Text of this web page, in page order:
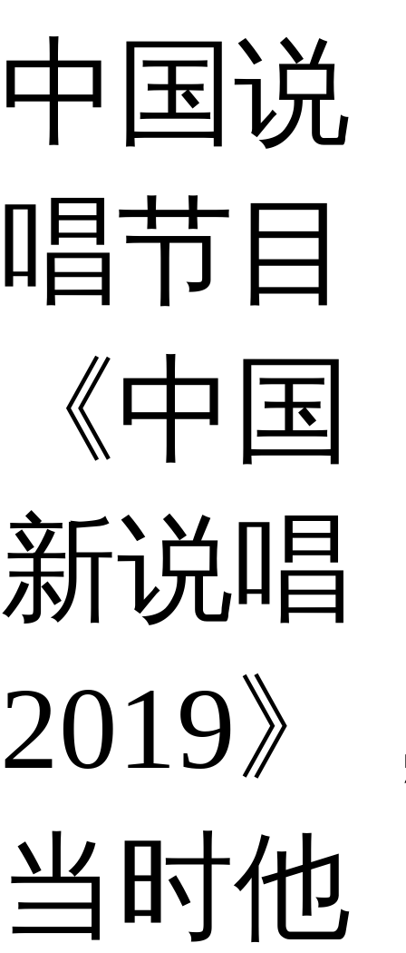
中国说
唱节目
《中国
新说唱
2019》
当时他